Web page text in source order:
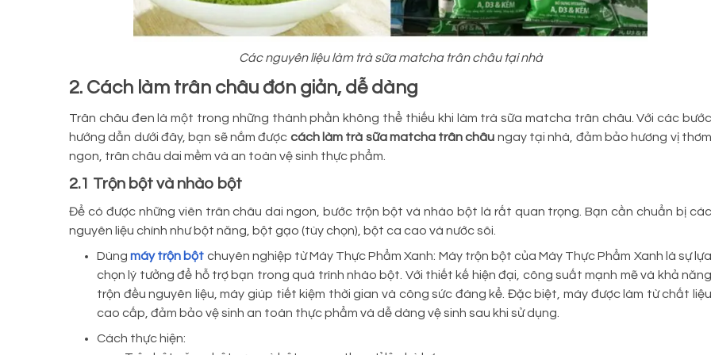
Các nguyên liệu làm trà sữa matcha trân châu tại nhà
2. Cách làm trân châu đơn giản, dễ dàng
Trân châu đen là một trong những thành phần không thể thiếu khi làm trà sữa matcha trân châu. Với các bước
hướng dẫn dưới đây, bạn sẽ nắm được cách làm trà sữa matcha trân châu ngay tại nhà, đảm bảo hương vị thơm
ngon, trân châu dai mềm và an toàn vệ sinh thực phẩm.
2.1 Trộn bột và nhào bột
Để có được những viên trân châu dai ngon, bước trộn bột và nhào bột là rất quan trọng. Bạn cần chuẩn bị các
nguyên liệu chính như bột năng, bột gạo (tùy chọn), bột ca cao và nước sôi.
Dùngmáy trộn bột chuyên nghiệp từ Máy Thực Phẩm Xanh: Máy trộn bột của Máy Thực Phẩm Xanh là sự lựa
chọn lý tưởng để hỗ trợ bạn trong quá trình nhào bột. Với thiết kế hiện đại, công suất mạnh mẽ và khả năng
trộn đều nguyên liệu, máy giúp tiết kiệm thời gian và công sức đáng kể. Đặc biệt, máy được làm từ chất liệu
cao cấp, đảm bảo vệ sinh an toàn thực phẩm và dễ dàng vệ sinh sau khi sử dụng.
Cách thực hiện: